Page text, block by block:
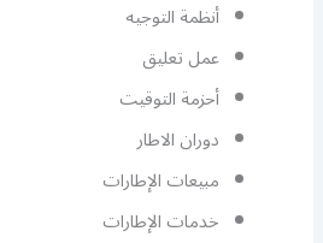
أنظمة التوجيه
عمل تعليق
أحزمة التوقيت
دوران الاطار
مبيعات الإطارات
خدمات الإطارات